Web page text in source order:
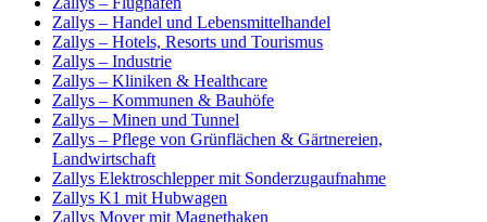
Zallys – Handel und Lebensmittelhandel
Zallys – Hotels, Resorts und Tourismus
Zallys – Industrie
Zallys – Kliniken & Healthcare
Zallys – Kommunen & Bauhöfe
Zallys – Minen und Tunnel
Zallys – Pflege von Grünflächen & Gärtnereien,
Landwirtschaft
Zallys Elektroschlepper mit Sonderzugaufnahme
Zallys K1 mit Hubwagen
Zallys Mover mit Magnethaken